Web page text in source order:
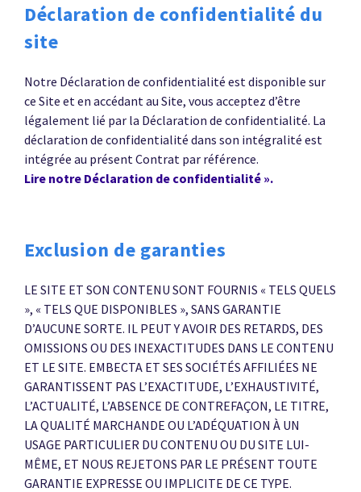
Déclaration de confidentialité du
site
Notre Déclaration de confidentialité est disponible sur
ce Site et en accédant au Site, vous acceptez d’être
légalement lié par la Déclaration de confidentialité. La
déclaration de confidentialité dans son intégralité est
intégrée au présent Contrat par référence.
Lire notre Déclaration de confidentialité ».
Exclusion de garanties
LE SITE ET SON CONTENU SONT FOURNIS « TELS QUELS
», « TELS QUE DISPONIBLES », SANS GARANTIE
D’AUCUNE SORTE. IL PEUT Y AVOIR DES RETARDS, DES
OMISSIONS OU DES INEXACTITUDES DANS LE CONTENU
ET LE SITE. EMBECTA ET SES SOCIÉTÉS AFFILIÉES NE
GARANTISSENT PAS L’EXACTITUDE, L’EXHAUSTIVITÉ,
L’ACTUALITÉ, L’ABSENCE DE CONTREFAÇON, LE TITRE,
LA QUALITÉ MARCHANDE OU L’ADÉQUATION À UN
USAGE PARTICULIER DU CONTENU OU DU SITE LUI-
MÊME, ET NOUS REJETONS PAR LE PRÉSENT TOUTE
GARANTIE EXPRESSE OU IMPLICITE DE CE TYPE.